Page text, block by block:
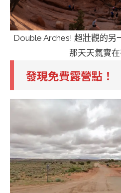
Double Arches! 超壯觀的另
那天天氣實在
發現免費露營點！